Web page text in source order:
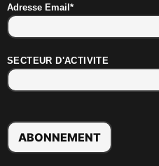
Adresse Email*
SECTEUR D'ACTIVITE